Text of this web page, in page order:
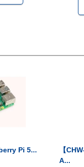
Pi 5...
【
A...